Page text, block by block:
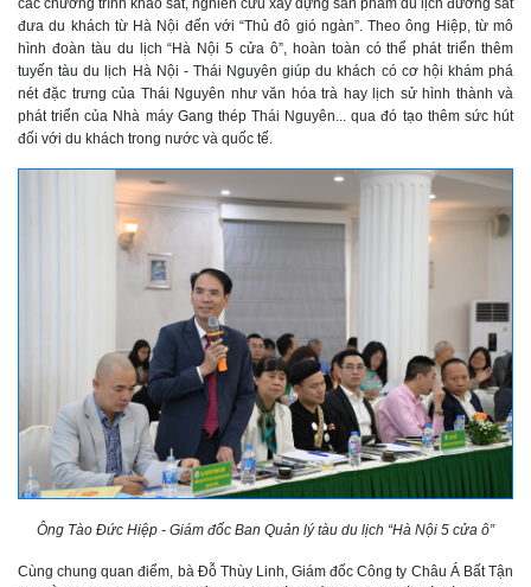
đưa du khách từ Hà Nội đến với “Thủ đô gió ngàn”. Theo ông Hiệp, từ mô
hình đoàn tàu du lịch “Hà Nội 5 cửa ô”, hoàn toàn có thể phát triển thêm
tuyến tàu du lịch Hà Nội - Thái Nguyên giúp du khách có cơ hội khám phá
nétđặc trưng của Thái Nguyên như văn hóa trà hay lịch sử hình thành và
phát triển của Nhà máy Gang thép Thái Nguyên... qua đó tạo thêm sức hút
đối với du khách trong nước và quốc tế.
Ông Tào Đức Hiệp - Giám đốc Ban Quản lý tàu du lịch “Hà Nội 5 cửa ô”
Cùng chung quan điểm, bà Đỗ Thùy Linh, Giám đốc Công ty Châu Á Bất Tận